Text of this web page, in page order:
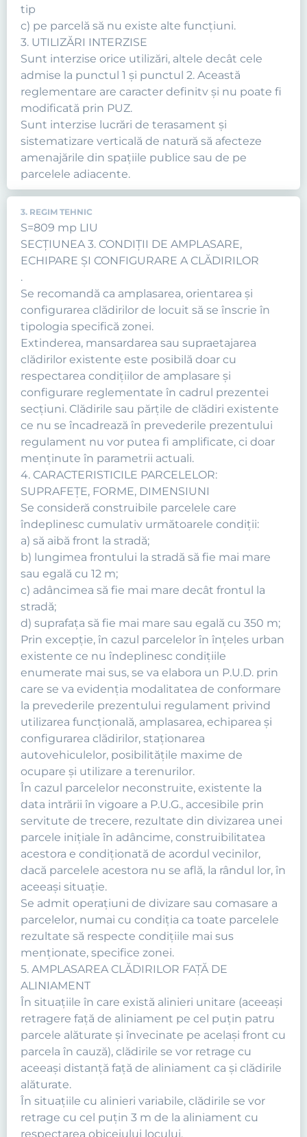
tip
c) pe parcelă să nu existe alte funcţiuni.
3. UTILIZĂRI INTERZISE
Sunt interzise orice utilizări, altele decât cele
admise la punctul 1 şi punctul 2. Această
reglementare are caracter definitv şi nu poate fi
modificată prin PUZ.
Sunt interzise lucrări de terasament şi
sistematizare verticală de natură să afecteze
amenajările din spaţiile publice sau de pe
parcelele adiacente.
3. REGIM TEHNIC
S=809 mp LIU
SECŢIUNEA 3. CONDIŢII DE AMPLASARE,
ECHIPARE ŞI CONFIGURARE A CLĂDIRILOR
.
Se recomandă ca amplasarea, orientarea şi
configurarea clădirilor de locuit să se înscrie în
tipologia specifică zonei.
Extinderea, mansardarea sau supraetajarea
clădirilor existente este posibilă doar cu
respectarea condiţiilor de amplasare şi
configurare reglementate în cadrul prezentei
secţiuni. Clădirile sau părţile de clădiri existente
ce nu se încadrează în prevederile prezentului
regulament nu vor putea fi amplificate, ci doar
menţinute în parametrii actuali.
4. CARACTERISTICILE PARCELELOR:
SUPRAFEŢE, FORME, DIMENSIUNI
Se consideră construibile parcelele care
îndeplinesc cumulativ următoarele condiţii:
a) să aibă front la stradă;
b) lungimea frontului la stradă să fie mai mare
sau egală cu 12 m;
c) adâncimea să fie mai mare decât frontul la
stradă;
d) suprafaţa să fie mai mare sau egală cu 350 m;
Prin excepţie, în cazul parcelelor în înţeles urban
existente ce nu îndeplinesc condiţiile
enumerate mai sus, se va elabora un P.U.D. prin
care se va evidenţia modalitatea de conformare
la prevederile prezentului regulament privind
utilizarea funcţională, amplasarea, echiparea şi
configurarea clădirilor, staţionarea
autovehiculelor, posibilităţile maxime de
ocupare şi utilizare a terenurilor.
În cazul parcelelor neconstruite, existente la
data intrării în vigoare a P.U.G., accesibile prin
servitute de trecere, rezultate din divizarea unei
parcele iniţiale în adâncime, construibilitatea
acestora e condiţionată de acordul vecinilor,
dacă parcelele acestora nu se află, la rândul lor, în
aceeaşi situaţie.
Se admit operaţiuni de divizare sau comasare a
parcelelor, numai cu condiţia ca toate parcelele
rezultate să respecte condiţiile mai sus
menţionate, specifice zonei.
5. AMPLASAREA CLĂDIRILOR FAŢĂ DE
ALINIAMENT
În situaţiile în care există alinieri unitare (aceeaşi
retragere faţă de aliniament pe cel puţin patru
parcele alăturate şi învecinate pe acelaşi front cu
parcela în cauză), clădirile se vor retrage cu
aceeaşi distanţă faţă de aliniament ca şi clădirile
alăturate.
În situaţiile cu alinieri variabile, clădirile se vor
retrage cu cel puţin 3 m de la aliniament cu
respectarea obiceiului locului.